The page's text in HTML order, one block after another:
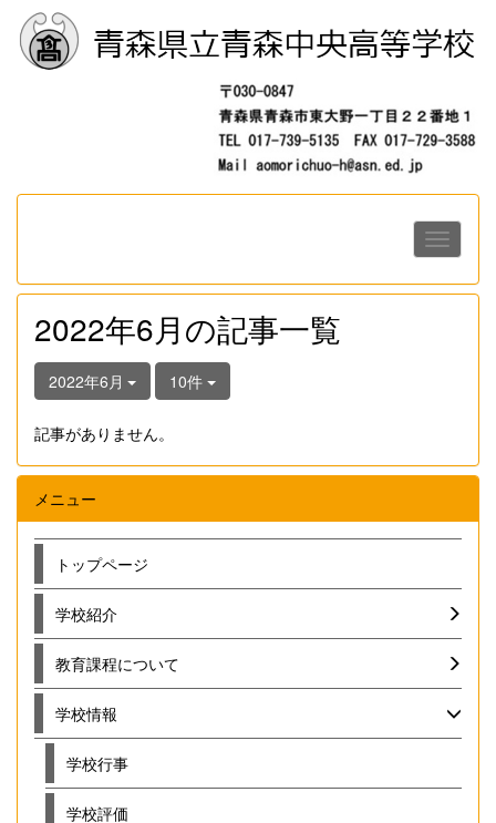
2022年6月の記事一覧
2022年6月 10件
記事がありません。
メニュー
トップページ
学校紹介
教育課程について
学校情報
学校行事
学校評価